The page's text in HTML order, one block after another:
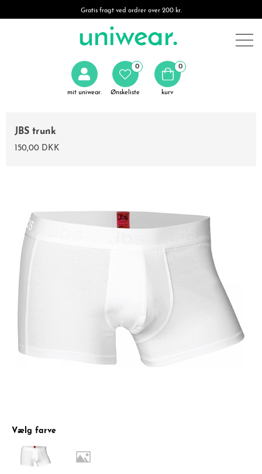
Gratis fragt ved ordrer over 200 kr.
mit uniwear. Ønskeliste
0 0
kurv
JBS trunk
150,00 DKK
Vælg farve